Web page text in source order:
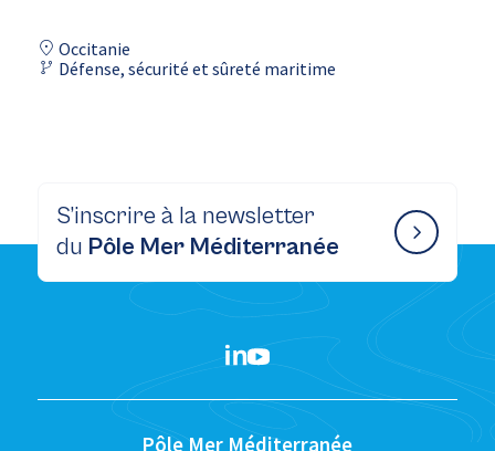
Occitanie
Défense, sécurité et sûreté maritime
S’inscrire à la newsletter
du Pôle Mer Méditerranée
Pôle Mer Méditerranée